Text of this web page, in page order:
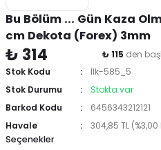
Bu Bölüm ... Gün Kaza
cm Dekota (Forex) 3mm
₺ 314 ₺ 115 den
Stok Kodu
İlk-585_5
Stok Durumu
Stokta var
Barkod Kodu
6456343212121
Havale
304,85 TL
Seçenekler